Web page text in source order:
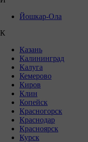
Йошкар-Ола
К
Казань
Калининград
Калуга
Кемерово
Киров
Клин
Копейск
Красногорск
Краснодар
Красноярск
Курск